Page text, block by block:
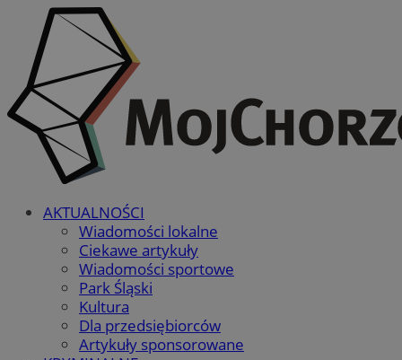
AKTUALNOŚCI
Wiadomości lokalne
Ciekawe artykuły
Wiadomości sportowe
Park Śląski
Kultura
Dla przedsiębiorców
Artykuły sponsorowane